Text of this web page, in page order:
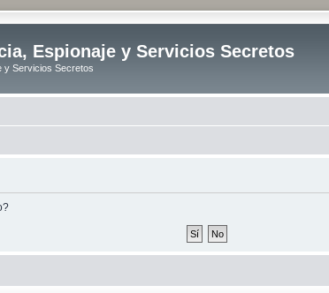
Espionaje y Servicios Secretos
y Servicios Secretos